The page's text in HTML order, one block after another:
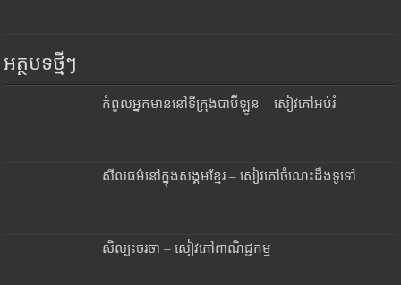
អត្ថបទថ្មីៗ
កំពូលអ្នកមាននៅទីក្រុងបាប៊ីឡូន – សៀវភៅអប់រំ
សីលធម៌នៅក្នុងសង្គមខ្មែរ – សៀវភៅចំណេះដឹងទូទៅ
សិល្បះចរចា – សៀវភៅពាណិជ្ជកម្ម